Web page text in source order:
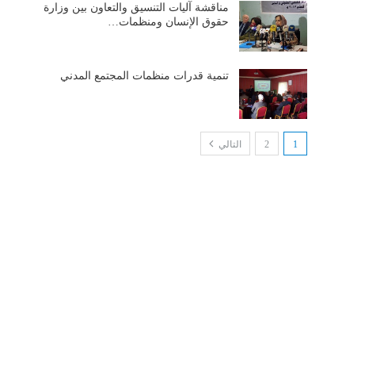
مناقشة آليات التنسيق والتعاون بين وزارة
حقوق الإنسان ومنظمات…
تنمية قدرات منظمات المجتمع المدني
1
2 التالي